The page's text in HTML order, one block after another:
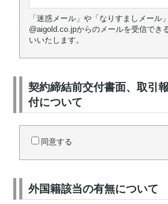
「迷惑メール」や「なりすましメール
@aigold.co.jpからのメールを受信でき
いいたします。
契約締結前交付書面、取引
付について
同意する
外国籍該当の有無について